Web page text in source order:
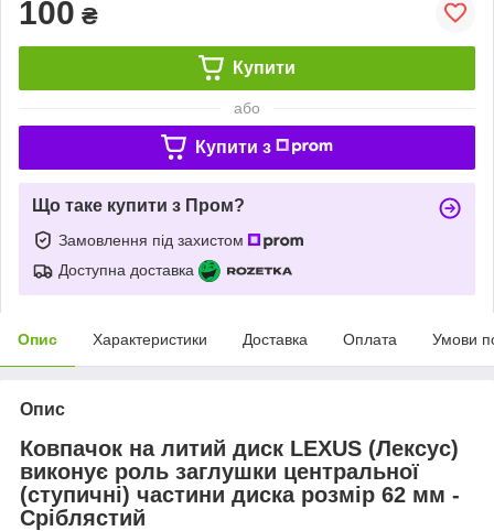
100 ₴
Купити
або
Купити з
Що таке купити з Пром?
Замовлення під захистом
Доступна доставка
Опис Характеристики Доставка Оплата Умови
Опис
Ковпачок на литий диск LEXUS (Лексус)
виконує роль заглушки центральної
(ступичні) частини диска розмір 62 мм -
Сріблястий